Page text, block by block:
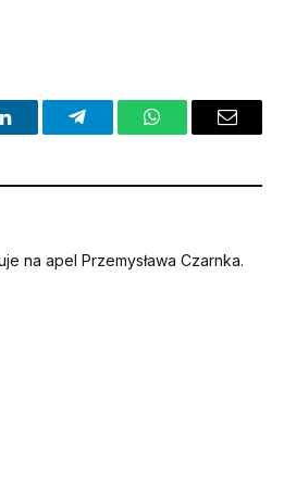
LinkedInTelegramWhatsAppEmail